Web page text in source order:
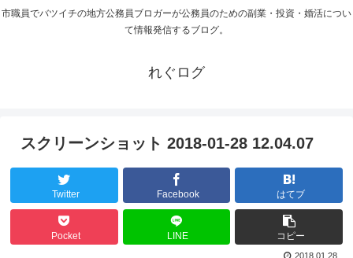
市職員でバツイチの地方公務員ブロガーが公務員のための副業・投資・婚活につい
て情報発信するブログ。
れぐログ
スクリーンショット 2018-01-28 12.04.07
Twitter Facebook はてブ
Pocket LINE コピー
2018.01.28